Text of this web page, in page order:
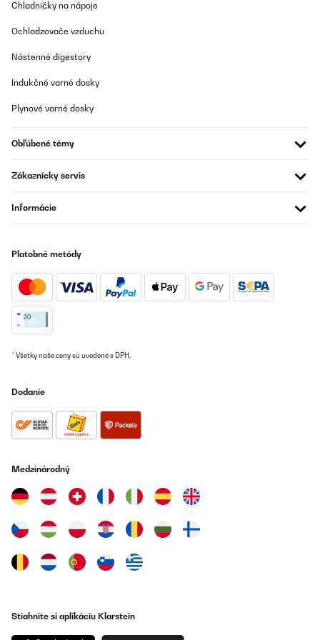
gut bin sehr zufrieden Heizung habe ich nicht an , würde ich
Preložiť
Die Medien konnten nicht geladen werden. Einfacher Aufbau mit
schöner Optik und „wärmenden“ Flammenbild. Der eingebaute
Wir nutzen nur die Flammen Simulation.
Schnelle Lieferung. Alles gut verpackt.
Amazon-Benutzer
So wie auf dem Bild sieht er auch aus. Er verbreitet eine super
gemütliche Stimmung und lässt den Raum viel gemütlicher wirken.
Chladničky na nápoje
Ochladzovače vzduchu
Nástenné digestory
Indukčné varné dosky
Plynové varné dosky
Obľúbené témy
Zákaznícky servis
Informácie
Platobné metódy
* Všetky naše ceny sú uvedené s DPH.
Dodanie
Medzinárodný
Stiahnite si aplikáciu Klarstein